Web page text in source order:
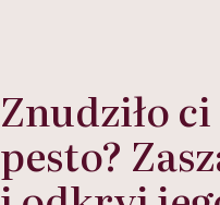
Znudziło
pesto?